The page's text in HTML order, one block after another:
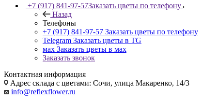
+7 (917) 841-97-57Заказать цветы по телефону
Назад
Телефоны
+7 (917) 841-97-57 Заказать цветы по телефону
Telegram Заказать цветы в TG
мах Заказать цветы в мах
Заказать звонок
Контактная информация
Адрес склада с цветами: Сочи, улица Макаренко, 14/3
info@reflexflower.ru